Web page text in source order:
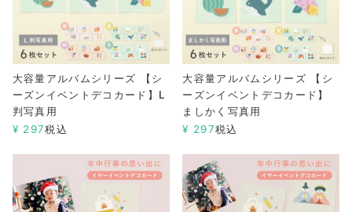
大容量アルバムシリーズ 【シ
ーズンイベントデコカード】L
判写真用
¥ 297税込
大容量アルバムシリーズ 【シ
ーズンイベントデコカード】
ましかく写真用
¥ 297税込